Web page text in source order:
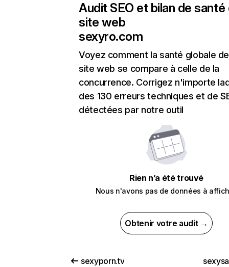
Audit SEO et bilan de santé
site web
sexyro.com
Voyez comment la santé globale
site web se compare à celle de la
concurrence. Corrigez n'importe
des 130 erreurs techniques et de
détectées par notre outil
Rien n’a été trouvé
Nous n'avons pas de données à
Obtenir votre audit →
sexyporn.tv